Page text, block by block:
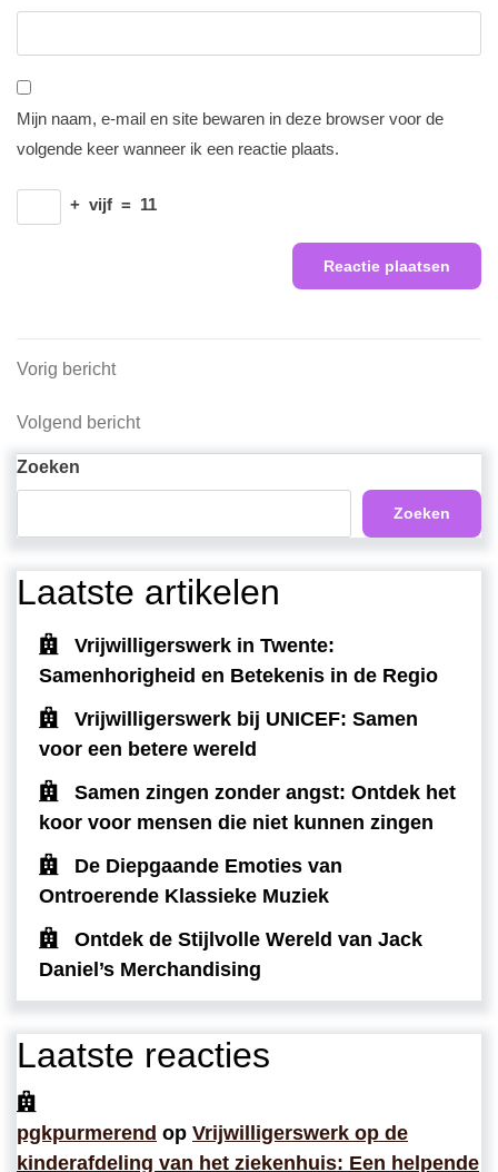
Mijn naam, e-mail en site bewaren in deze browser voor de
volgende keer wanneer ik een reactie plaats.
+ vijf = 11
Berichtnavigatie
Vorig
Vorig bericht
Volgend
Volgend bericht
Zoeken
Zoeken
Laatste artikelen
Vrijwilligerswerk in Twente:
Samenhorigheid en Betekenis in de Regio
Vrijwilligerswerk bij UNICEF: Samen
voor een betere wereld
Samen zingen zonder angst: Ontdek het
koor voor mensen die niet kunnen zingen
De Diepgaande Emoties van
Ontroerende Klassieke Muziek
Ontdek de Stijlvolle Wereld van Jack
Daniel’s Merchandising
Laatste reacties
pgkpurmerend op Vrijwilligerswerk op de
kinderafdeling van het ziekenhuis: Een helpende